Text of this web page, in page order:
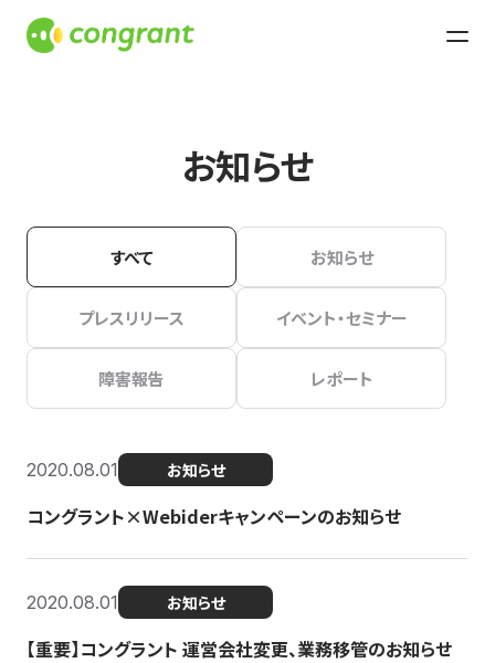
お知らせ
すべて お知らせ
プレスリリース イベント・セミナー
障害報告 レポート
2020.08.01 お知らせ
コングラント×Webiderキャンペーンのお知らせ
2020.08.01 お知らせ
【重要】コングラント 運営会社変更、業務移管のお知らせ